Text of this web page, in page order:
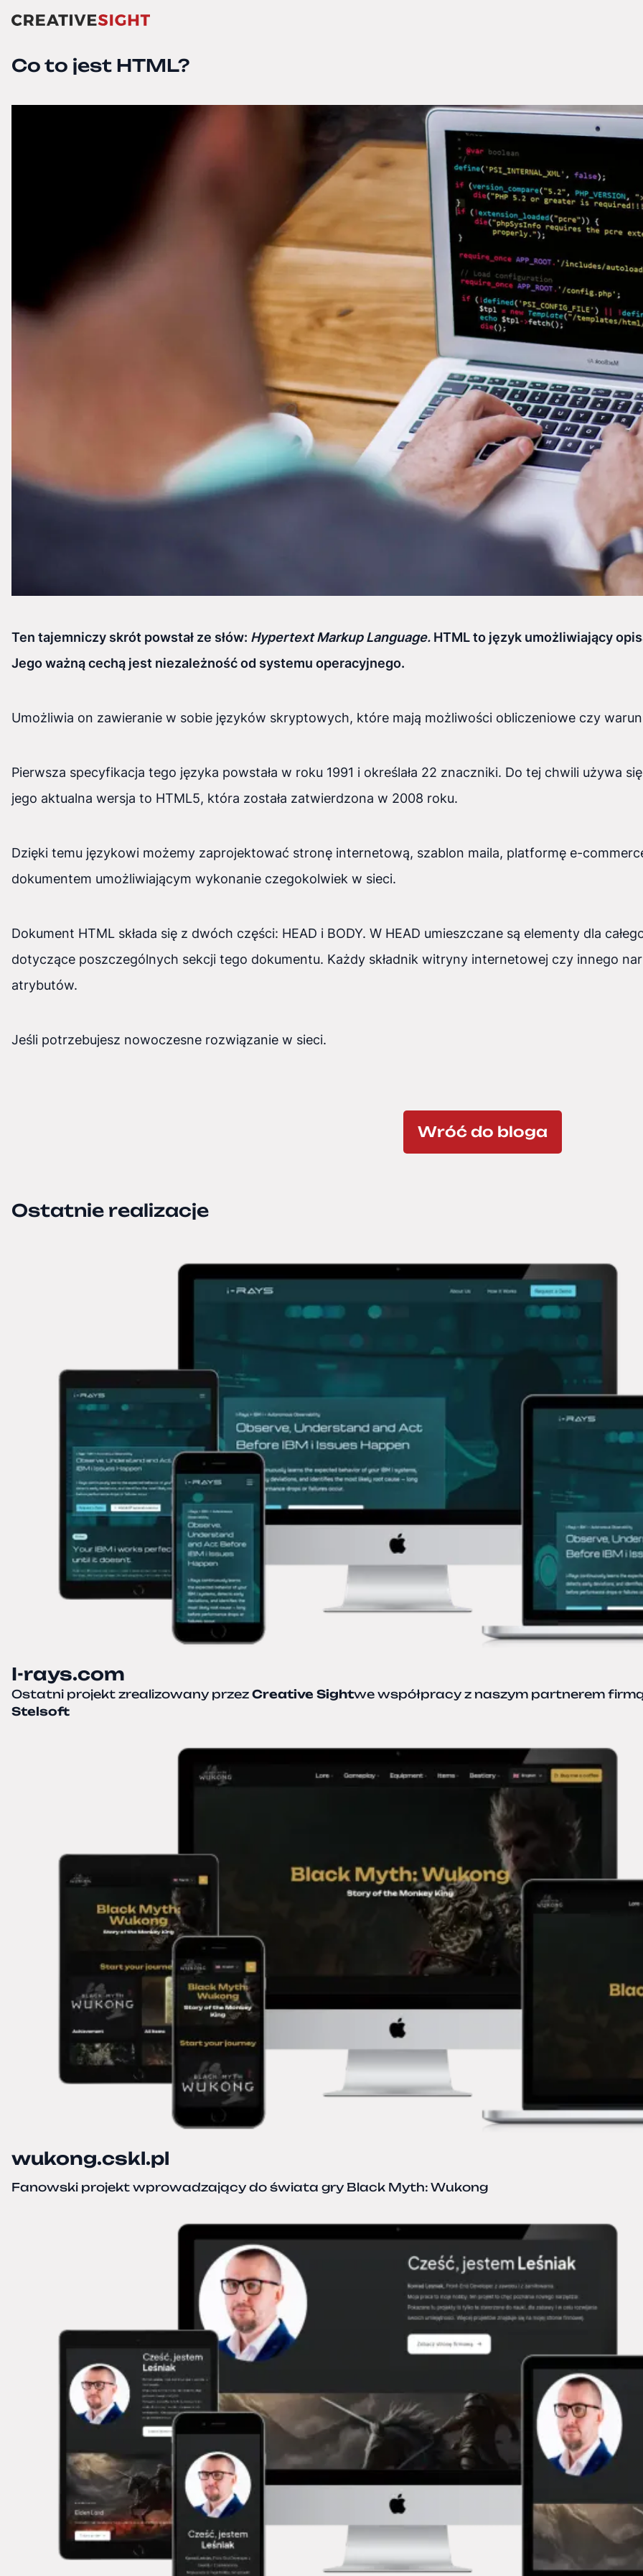
Co to jest HTML?
Ten tajemniczy skrót powstał ze słów: Hypertext Markup Language. HTML to język umożliwiający
Jego ważną cechą jest niezależność od systemu operacyjnego.
Umożliwia on zawieranie w sobie języków skryptowych, które mają możliwości obliczeniowe czy
Pierwsza specyfikacja tego języka powstała w roku 1991 i określała 22 znaczniki. Do tej chwili używa
jego aktualna wersja to HTML5, która została zatwierdzona w 2008 roku.
Dzięki temu językowi możemy zaprojektować stronę internetową, szablon maila, platformę e-
dokumentem umożliwiającym wykonanie czegokolwiek w sieci.
Dokument HTML składa się z dwóch części: HEAD i BODY. W HEAD umieszczane są elementy dla
dotyczące poszczególnych sekcji tego dokumentu. Każdy składnik witryny internetowej czy innego
atrybutów.
Jeśli potrzebujesz nowoczesne rozwiązanie w sieci.
Wróć do bloga
Ostatnie realizacje
I-rays.com
Ostatni projekt zrealizowany przez Creative Sightwe współpracy z naszym partnerem
Stelsoft
wukong.cskl.pl
Fanowski projekt wprowadzający do świata gry Black Myth: Wukong